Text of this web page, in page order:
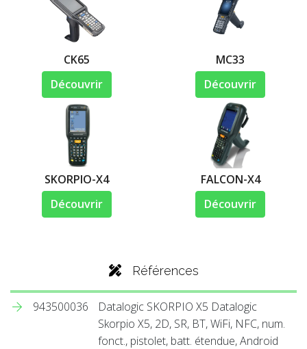
CK65
Découvrir
MC33
Découvrir
SKORPIO-X4
Découvrir
FALCON-X4
Découvrir
Références
943500036
Datalogic SKORPIO X5 Datalogic
Skorpio X5, 2D, SR, BT, WiFi, NFC, num.
fonct., pistolet, batt. étendue, Android